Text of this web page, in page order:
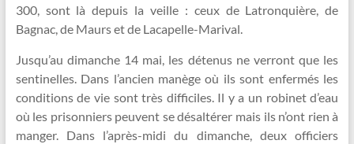
300, sont là depuis la veille : ceux de Latronquière, de
Bagnac, de Maurs et de Lacapelle-Marival.
Jusqu’au dimanche 14 mai, les détenus ne verront que les
sentinelles. Dans l’ancien manège où ils sont enfermés les
conditions de vie sont très difficiles. Il y a un robinet d’eau
où les prisonniers peuvent se désaltérer mais ils n’ont rien à
manger. Dans l’après-midi du dimanche, deux officiers